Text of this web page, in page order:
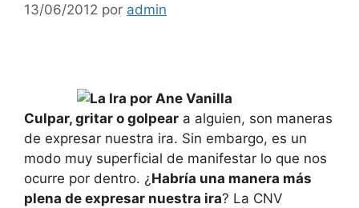
13/06/2012 por admin
Culpar, gritar o golpear a alguien, son maneras
de expresar nuestra ira. Sin embargo, es un
modo muy superficial de manifestar lo que nos
ocurre por dentro. ¿ Habría una manera más
plena de expresar nuestra ira? La CNV